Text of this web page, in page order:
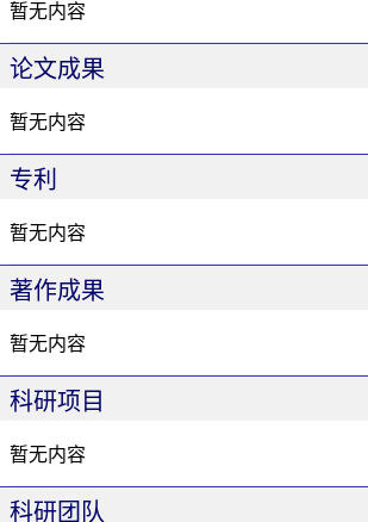
暂无内容
论文成果
暂无内容
专利
暂无内容
著作成果
暂无内容
科研项目
暂无内容
科研团队